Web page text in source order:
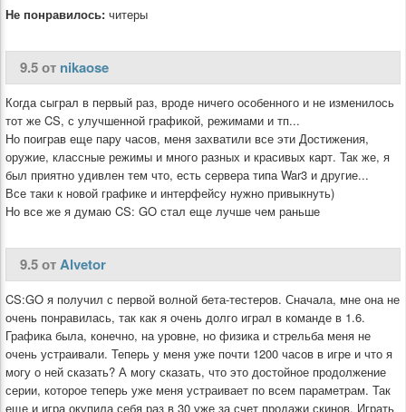
Не понравилось: читеры
9.5 от nikaose
Когда сыграл в первый раз, вроде ничего особенного и не изменилось
тот же CS, с улучшенной графикой, режимами и тп...
Но поиграв еще пару часов, меня захватили все эти Достижения,
оружие, классные режимы и много разных и красивых карт. Так же, я
был приятно удивлен тем что, есть сервера типа War3 и другие...
Все таки к новой графике и интерфейсу нужно привыкнуть)
Но все же я думаю CS: GO стал еще лучше чем раньше
9.5 отAlvetor
CS:GO я получил с первой волной бета-тестеров. Сначала, мне она не
очень понравилась, так как я очень долго играл в команде в 1.6.
Графика была, конечно, на уровне, но физика и стрельба меня не
очень устраивали. Теперь у меня уже почти 1200 часов в игре и что я
могу о ней сказать? А могу сказать, что это достойное продолжение
серии, которое теперь уже меня устраивает по всем параметрам. Так
еще и игра окупила себя раз в 30 уже за счет продажи скинов. Играть